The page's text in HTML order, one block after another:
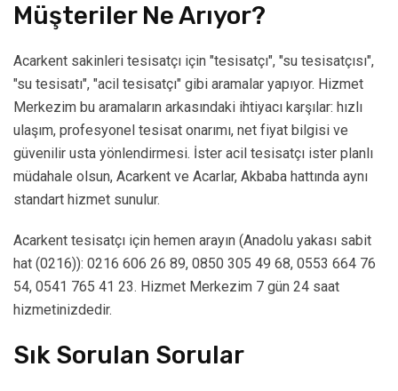
Müşteriler Ne Arıyor?
Acarkent sakinleri tesisatçı için "tesisatçı", "su tesisatçısı",
"su tesisatı", "acil tesisatçı" gibi aramalar yapıyor. Hizmet
Merkezim bu aramaların arkasındaki ihtiyacı karşılar: hızlı
ulaşım, profesyonel tesisat onarımı, net fiyat bilgisi ve
güvenilir usta yönlendirmesi. İster acil tesisatçı ister planlı
müdahale olsun, Acarkent ve Acarlar, Akbaba hattında aynı
standart hizmet sunulur.
Acarkent tesisatçı için hemen arayın (Anadolu yakası sabit
hat (0216)): 0216 606 26 89, 0850 305 49 68, 0553 664 76
54, 0541 765 41 23. Hizmet Merkezim 7 gün 24 saat
hizmetinizdedir.
Sık Sorulan Sorular